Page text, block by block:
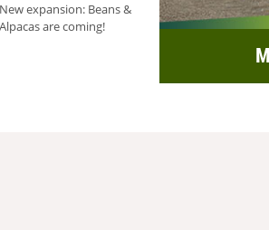
New expansion: Beans &
Alpacas are coming!